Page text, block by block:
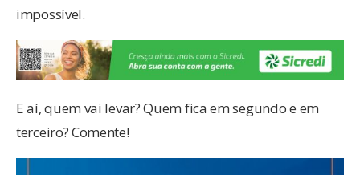
impossível.
E aí, quem vai levar? Quem fica em segundo e em
terceiro? Comente!